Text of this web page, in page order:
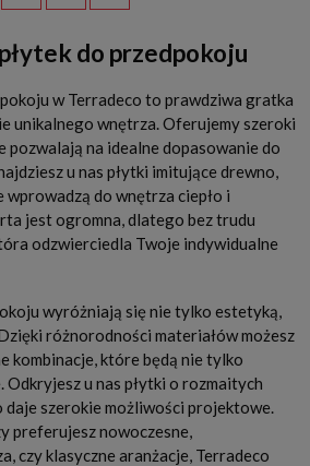
do przedpokoju
w Terradeco to prawdziwa gratka
unikalnego wnętrza. Oferujemy szeroki
na idealne dopasowanie do
u nas płytki imitujące drewno,
wprowadzą do wnętrza ciepło i
jest ogromna, dlatego bez trudu
odzwierciedla Twoje indywidualne
wyróżniają się nie tylko estetyką,
różnorodności materiałów możesz
kombinacje, które będą nie tylko
Odkryjesz u nas płytki o rozmaitych
szerokie możliwości projektowe.
preferujesz nowoczesne,
czy klasyczne aranżacje, Terradeco